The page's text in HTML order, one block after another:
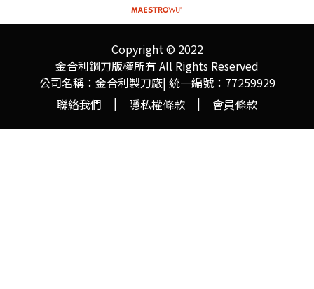
Copyright © 2022
金合利鋼刀版權所有 All Rights Reserved
公司名稱：金合利製刀廠| 統一編號：77259929
聯絡我們
| 隱私權條款 | 會員條款